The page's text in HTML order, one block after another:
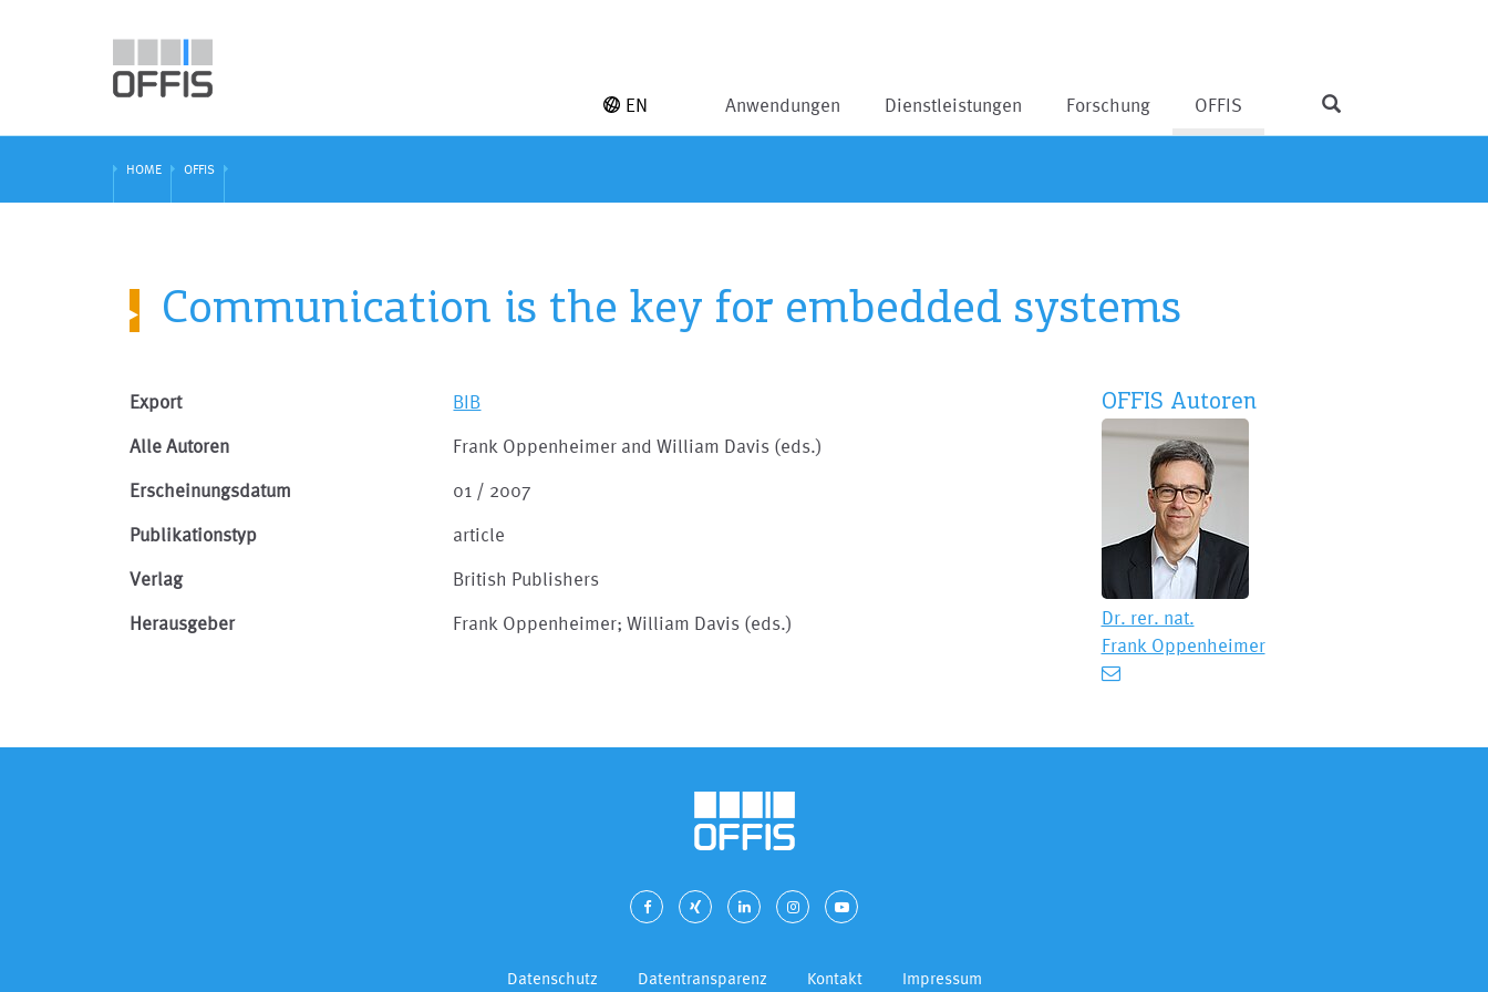
Anwendungen Dienstleistungen Forschung OFFIS
EN
HOME OFFIS
Communication is the key for embedded systems
Export BIB
Alle Autoren Frank Oppenheimer and William Davis (eds.)
Erscheinungsdatum 01 / 2007
Publikationstyp article
Verlag British Publishers
Herausgeber Frank Oppenheimer; William Davis (eds.)
OFFIS Autoren
Dr. rer. nat.
Frank Oppenheimer
Datenschutz Datentransparenz Kontakt Impressum